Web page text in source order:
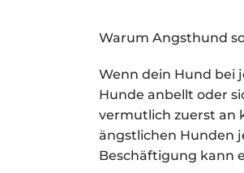
Warum Angsthund
Wenn dein Hund bei
Hunde anbellt oder
vermutlich zuerst an
ängstlichen Hunden
Beschäftigung kann